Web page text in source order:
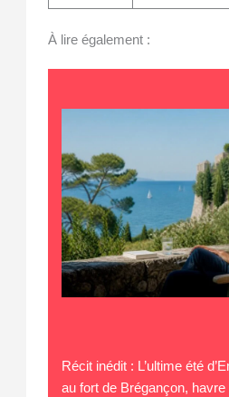
À lire également :
Récit inédit : L’ultime été
au fort de Brégançon,